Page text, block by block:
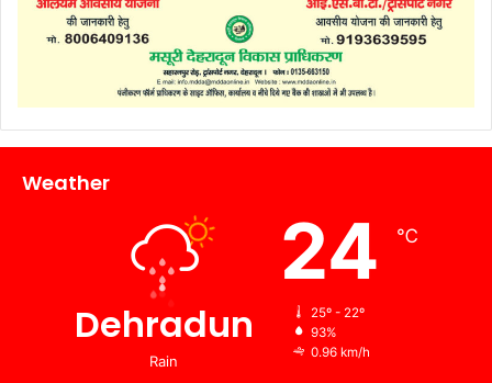
Weather
Dehradun
Rain
24 ℃
25º - 22º
93%
0.96 km/h